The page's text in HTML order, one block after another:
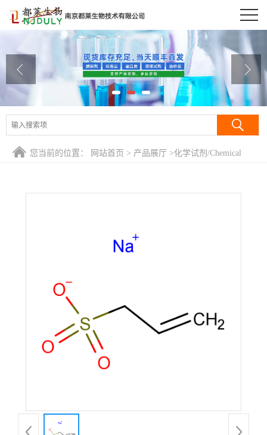
公司介绍
产品展厅
证书荣誉
您当前的位置： 网站首页 > 产品展厅 >化学试剂/Chemical